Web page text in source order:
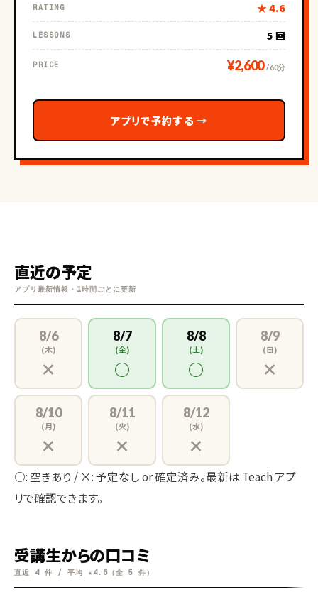
RATING ★ 4.6
LESSONS 5 回
PRICE ¥2,600 / 60分
アプリで予約する →
直近の予定
アプリ最新情報・1時間ごとに更新
8/6
(木)
×
8/7
(金)
○
8/8
(土)
○
8/9
(日)
×
8/10
(月)
×
8/11
(火)
×
8/12
(水)
×
○: 空きあり / ×: 予定なし or 確定済み。最新は Teach アプ
リで確認できます。
受講生からの口コミ
直近 4 件 / 平均 ★4.6（全 5 件）